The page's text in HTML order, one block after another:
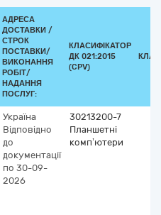
АДРЕСА
ДОСТАВКИ /
СТРОК
ПОСТАВКИ/
ВИКОНАННЯ
РОБІТ/
НАДАННЯ
ПОСЛУГ:
КЛАСИФІКАТОР
ДК 021:2015
(CPV)
Україна
Відповідно
до
документації
по 30-09-
2026
30213200-7
Планшетні
комп’ютери